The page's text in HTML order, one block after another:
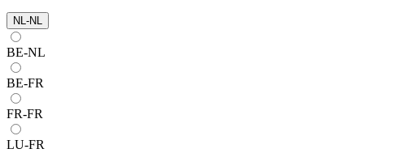
NL-NL
BE-NL
BE-FR
FR-FR
LU-FR